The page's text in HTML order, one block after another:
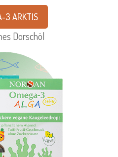
3 ARKTIS
Dorschöl